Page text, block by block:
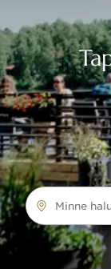
Minne haluaisit